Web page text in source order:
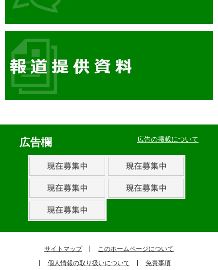
広告欄 広告の掲載について
サイトマップ
このホームページについて
個人情報の取り扱いについて
免責事項